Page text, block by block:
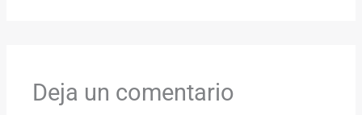
Deja un comentario